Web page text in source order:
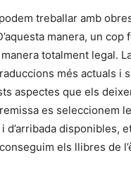
treballar amb
manera, un
manera totalment legal.
més actuals i
aspectes que els
es seleccionem
d’arribada disponibles,
els llibres de